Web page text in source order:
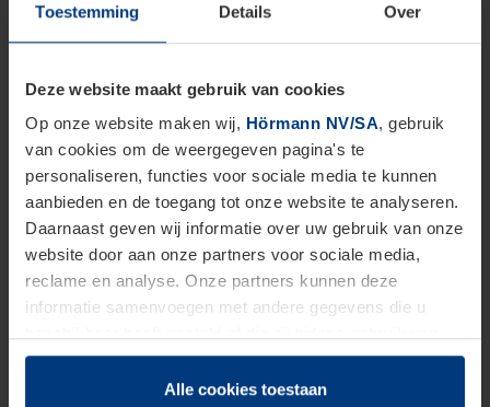
Toestemming Details Over
Deze website maakt gebruik van cookies
Op onze website maken wij, Hörmann NV/SA, gebruik
van cookies om de weergegeven pagina's te
personaliseren, functies voor sociale media te kunnen
aanbieden en de toegang tot onze website te analyseren.
Daarnaast geven wij informatie over uw gebruik van onze
website door aan onze partners voor sociale media,
reclame en analyse. Onze partners kunnen deze
informatie samenvoegen met andere gegevens die u
hun diensten hebben verzameld.
Juridisch hebben wij het recht om cookies op uw
Alle cookies toestaan